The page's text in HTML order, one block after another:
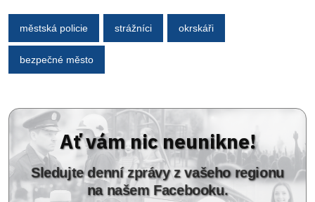
městská policie strážníci okrskáři
bezpečné město
Ať vám nic neunikne!
Sledujte denní zprávy z vašeho regionu
na našem Facebooku.